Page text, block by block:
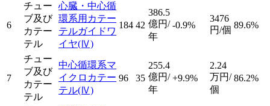
6
チュー
ブ及び
カテー
テル
心臓・中心循
環系用カテー
テルガイドワ
イヤ(Ⅳ)
184 42
386.5
億円/
年
-0.9%
3476
円/個 89.6%
7
チュー
ブ及び
カテー
テル
中心循環系マ
イクロカテー
テル(Ⅳ)
96 35
255.4
億円/
年
+9.9%
2.24
万円/
個
86.2%